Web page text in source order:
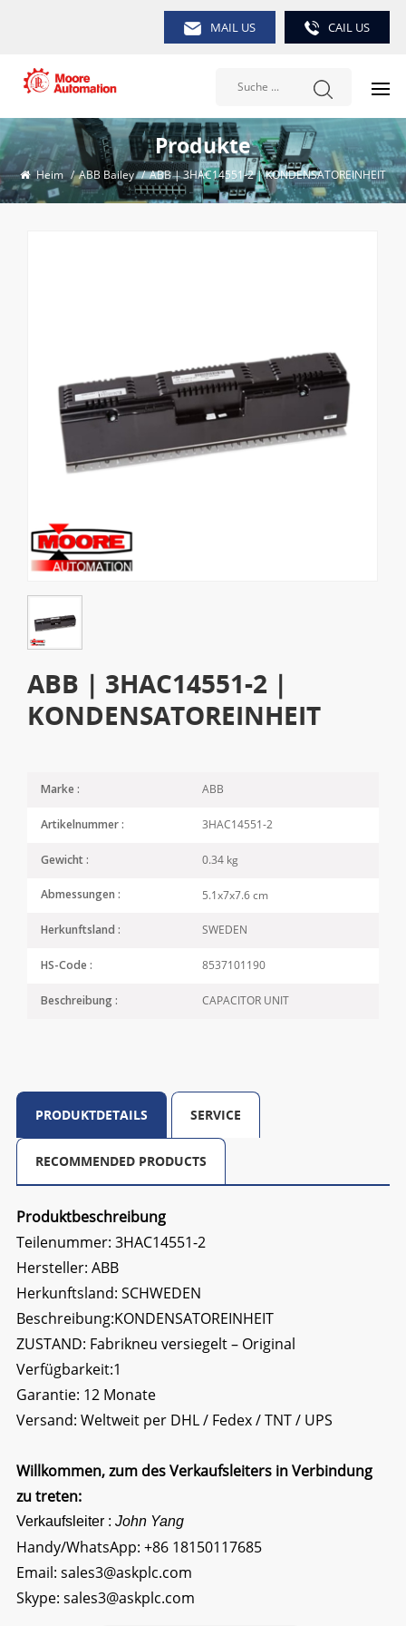
MAIL US CAIL US
Produkte
Heim / ABB Bailey / ABB | 3HAC14551-2 | KONDENSATOREINHEIT
ABB | 3HAC14551-2 |
KONDENSATOREINHEIT
Marke : ABB
Artikelnummer : 3HAC14551-2
Gewicht : 0.34 kg
Abmessungen : 5.1x7x7.6 cm
Herkunftsland : SWEDEN
HS-Code : 8537101190
Beschreibung : CAPACITOR UNIT
PRODUKTDETAILS SERVICE
RECOMMENDED PRODUCTS
Produktbeschreibung
Teilenummer: 3HAC14551-2
Hersteller: ABB
Herkunftsland: SCHWEDEN
Beschreibung:KONDENSATOREINHEIT
ZUSTAND: Fabrikneu versiegelt – Original
Verfügbarkeit:1
Garantie: 12 Monate
Versand: Weltweit per DHL / Fedex / TNT / UPS
Willkommen, zum des Verkaufsleiters in Verbindung
zu treten:
Verkaufsleiter : John Yang
Handy/WhatsApp: +86 18150117685
Email: sales3@askplc.com
Skype: sales3@askplc.com